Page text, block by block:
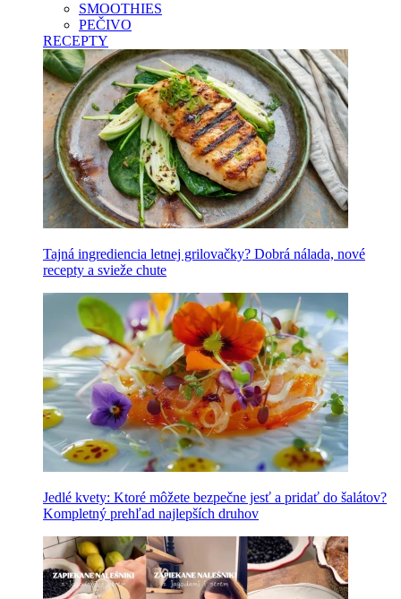
SMOOTHIES
PEČIVO
RECEPTY
Tajná ingrediencia letnej grilovačky? Dobrá nálada, nové
recepty a svieže chute
Jedlé kvety: Ktoré môžete bezpečne jesť a pridať do šalátov?
Kompletný prehľad najlepších druhov